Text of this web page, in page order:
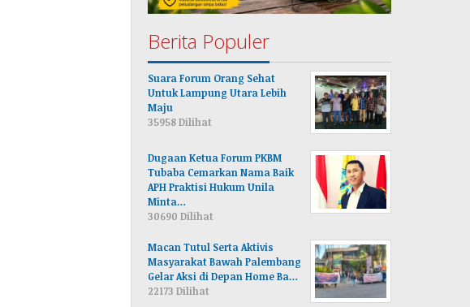
Berita Populer
Suara Forum Orang Sehat
Untuk Lampung Utara Lebih
Maju
35958 Dilihat
Dugaan Ketua Forum PKBM
Tubaba Cemarkan Nama Baik
APH Praktisi Hukum Unila
Minta…
30690 Dilihat
Macan Tutul Serta Aktivis
Masyarakat Bawah Palembang
Gelar Aksi di Depan Home Ba…
22173 Dilihat